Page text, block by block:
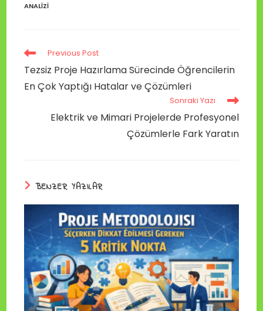
ANALIZI
Previous Post
Tezsiz Proje Hazırlama Sürecinde Öğrencilerin
En Çok Yaptığı Hatalar ve Çözümleri
Sonraki Yazı
Elektrik ve Mimari Projelerde Profesyonel
Çözümlerle Fark Yaratın
BENZER YAZILAR